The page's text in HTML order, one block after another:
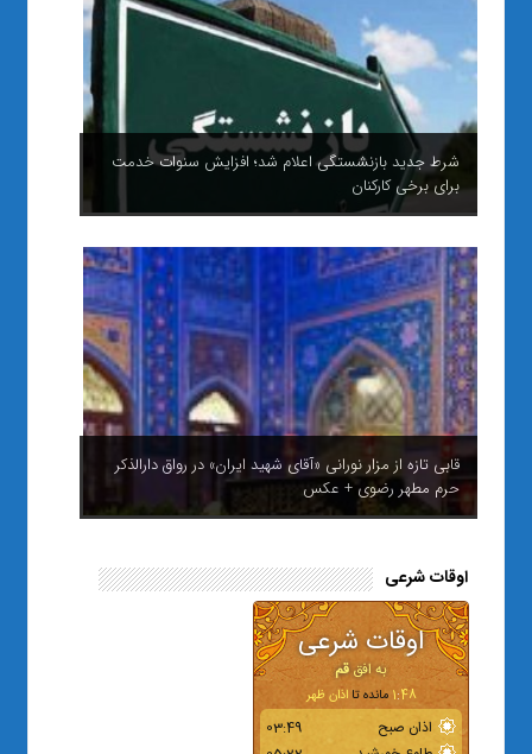
شرط جدید بازنشستگی اعلام شد؛ افزایش سنوات خدمت
برای برخی کارکنان
قابی تازه از مزار نورانی «آقای شهید ایران» در رواق دارالذکر
حرم مطهر رضوی + عکس
اوقات شرعی